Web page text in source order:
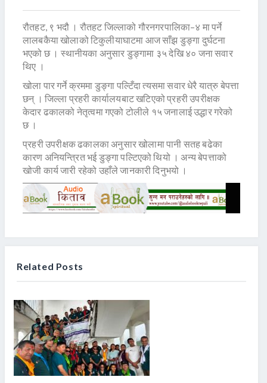
रौतहट, ९ भदौ । रौतहट जिल्लाको गौरनगरपालिका–४ मा पर्ने
लालबकैया खोलाको टिकुलीयाघाटमा आज साँझ डुङ्गा दुर्घटना
भएको छ । स्थानीयका अनुसार डुङ्गामा ३५ देखि ४० जना सवार
थिए ।
खोला पार गर्ने क्रममा डुङ्गा पल्टिँदा त्यसमा सवार धेरै यात्रु बेपत्ता
छन् । जिल्ला प्रहरी कार्यालयबाट खटिएको प्रहरी उपरीक्षक
केदार ढकालको नेतृत्वमा गएको टोलीले १५ जनालाई उद्धार गरेको
छ ।
प्रहरी उपरीक्षक ढकालका अनुसार खोलामा पानी सतह बढेका
कारण अनियन्त्रित भई डुङ्गा पल्टिएको थियो । अन्य बेपत्ताको
खोजी कार्य जारी रहेको उहाँले जानकारी दिनुभयो ।
Related Posts